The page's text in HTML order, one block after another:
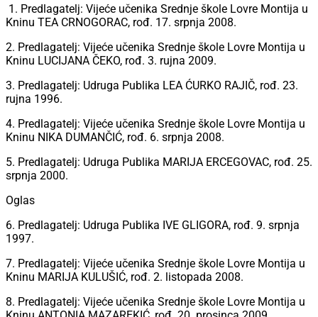
1. Predlagatelj: Vijeće učenika Srednje škole Lovre Montija u
Kninu TEA CRNOGORAC, rođ. 17. srpnja 2008.
2. Predlagatelj: Vijeće učenika Srednje škole Lovre Montija u
Kninu LUCIJANA ČEKO, rođ. 3. rujna 2009.
3. Predlagatelj: Udruga Publika LEA ĆURKO RAJIČ, rođ. 23.
rujna 1996.
4. Predlagatelj: Vijeće učenika Srednje škole Lovre Montija u
Kninu NIKA DUMANČIĆ, rođ. 6. srpnja 2008.
5. Predlagatelj: Udruga Publika MARIJA ERCEGOVAC, rođ. 25.
srpnja 2000.
Oglas
6. Predlagatelj: Udruga Publika IVE GLIGORA, rođ. 9. srpnja
1997.
7. Predlagatelj: Vijeće učenika Srednje škole Lovre Montija u
Kninu MARIJA KULUŠIĆ, rođ. 2. listopada 2008.
8. Predlagatelj: Vijeće učenika Srednje škole Lovre Montija u